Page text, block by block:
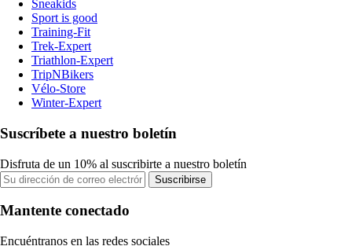
Sneakids
Sport is good
Training-Fit
Trek-Expert
Triathlon-Expert
TripNBikers
Vélo-Store
Winter-Expert
Suscríbete a nuestro boletín
Disfruta de un 10% al suscribirte a nuestro boletín
Suscribirse
Mantente conectado
Encuéntranos en las redes sociales